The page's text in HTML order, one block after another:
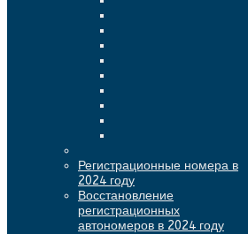
Регистрационные номера в
2024 году
Восстановление
регистрационных
автономеров в 2024 году